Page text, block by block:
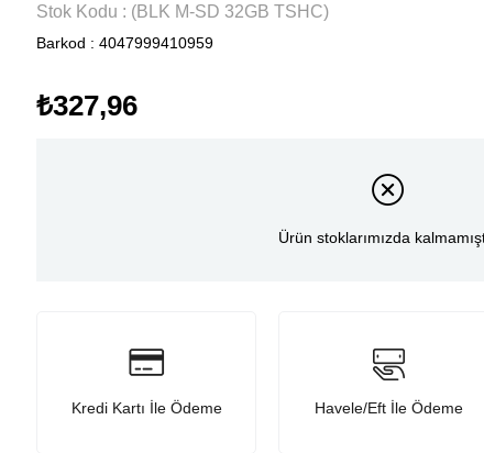
Stok Kodu (BLK M-SD 32GB TSHC)
Barkod : 4047999410959
₺327,96
Ürün stoklarımızda
Kredi Kartı İle Ödeme Havele/Eft İle Ödeme